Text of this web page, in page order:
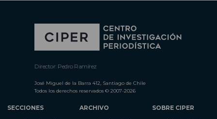
Director: Pedro Ramírez
José Miguel de la Barra 412, Santiago de Chile
Todos los derechos reservados © 2007-2026
SECCIONES
ARCHIVO
SOBRE CIPER